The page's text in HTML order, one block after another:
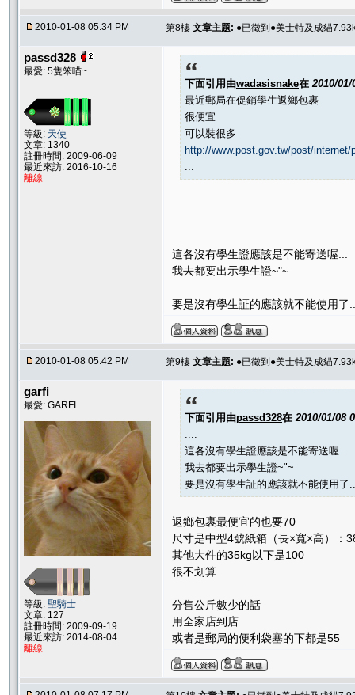
2010-01-08 05:34 PM 第8樓 文章主題: ●已徵到●美士特及成貓
passd328
最愛: 5隻笨喵~
等級: 天使
文章: 1340
註冊時間: 2009-06-09
最近來訪: 2016-10-16
離線
下面引用由wadasisnake在 2010/
最近郵局在促銷學生返鄉包裹
很便宜
可以裝很多
http://www.post.gov.tw/post/
這各沒有學生證應該是不能寄送喔...
我去都要出示學生證~"~
要是沒有學生証的應該就不能使用了
2010-01-08 05:42 PM 第9樓 文章主題: ●已徵到●美士特及成貓
garfi
最愛: GARFI
等級: 聖騎士
文章: 127
註冊時間: 2009-09-19
最近來訪: 2014-08-04
離線
下面引用由passd328在 2010/01/08
這各沒有學生證應該是不能寄送喔...
我去都要出示學生證~"~
要是沒有學生証的應該就不能使用了
返鄉包裹最便宜的也要70
尺寸是中型4號紙箱（長×寬×高）：
其他大件的35kg以下是100
很不划算
分售公斤數少的話
用全家店到店
或者是郵局的便利袋塞的下都是55